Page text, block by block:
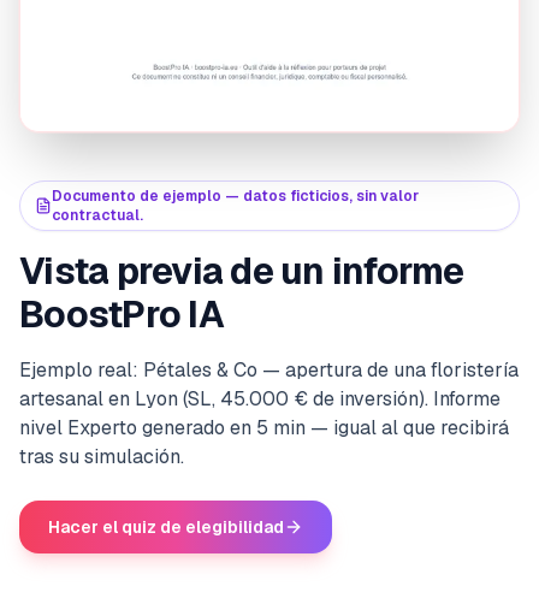
Documento de ejemplo — datos ficticios, sin valor
contractual.
Vista previa de un informe
BoostPro IA
Ejemplo real: Pétales & Co — apertura de una floristería
artesanal en Lyon (SL, 45.000 € de inversión). Informe
nivel Experto generado en 5 min — igual al que recibirá
tras su simulación.
Hacer el quiz de elegibilidad